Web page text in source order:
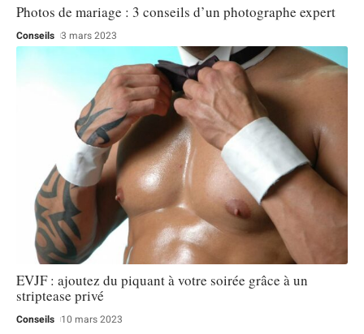
Photos de mariage : 3 conseils d’un photographe expert
Conseils 3 mars 2023
EVJF : ajoutez du piquant à votre soirée grâce à un
striptease privé
Conseils 10 mars 2023